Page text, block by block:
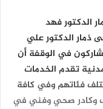
الدكتور فهد
الدكتور علي
في الوقفة أن
تقدم الخدمات
فئاتهم وفي كافة
وكادر صحي وفني في